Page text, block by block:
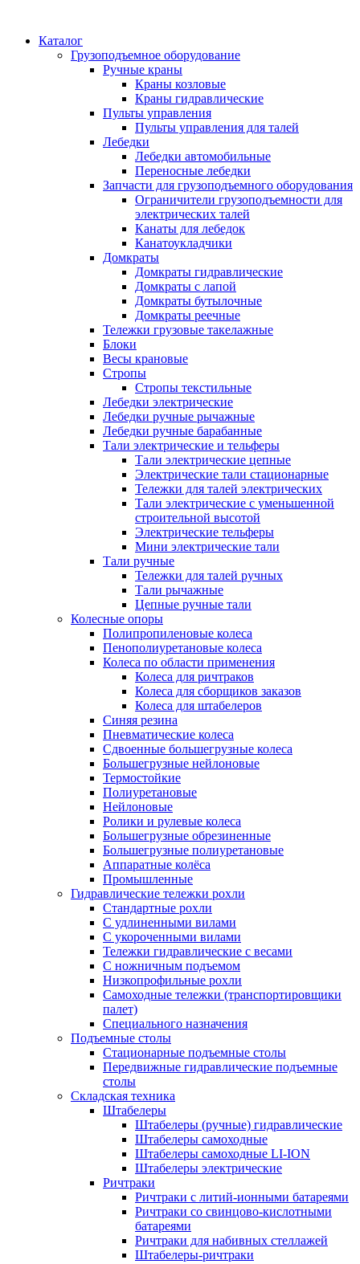
Каталог
Грузоподъемное оборудование
Ручные краны
Краны козловые
Краны гидравлические
Пульты управления
Пульты управления для талей
Лебедки
Лебедки автомобильные
Переносные лебедки
Запчасти для грузоподъемного оборудования
Ограничители грузоподъемности для
электрических талей
Канаты для лебедок
Канатоукладчики
Домкраты
Домкраты гидравлические
Домкраты с лапой
Домкраты бутылочные
Домкраты реечные
Тележки грузовые такелажные
Блоки
Весы крановые
Стропы
Стропы текстильные
Лебедки электрические
Лебедки ручные рычажные
Лебедки ручные барабанные
Тали электрические и тельферы
Тали электрические цепные
Электрические тали стационарные
Тележки для талей электрических
Тали электрические с уменьшенной
строительной высотой
Электрические тельферы
Мини электрические тали
Тали ручные
Тележки для талей ручных
Тали рычажные
Цепные ручные тали
Колесные опоры
Полипропиленовые колеса
Пенополиуретановые колеса
Колеса по области применения
Колеса для ричтраков
Колеса для сборщиков заказов
Колеса для штабелеров
Синяя резина
Пневматические колеса
Сдвоенные большегрузные колеса
Большегрузные нейлоновые
Термостойкие
Полиуретановые
Нейлоновые
Ролики и рулевые колеса
Большегрузные обрезиненные
Большегрузные полиуретановые
Аппаратные колёса
Промышленные
Гидравлические тележки рохли
Стандартные рохли
С удлиненными вилами
С укороченными вилами
Тележки гидравлические с весами
С ножничным подъемом
Низкопрофильные рохли
Самоходные тележки (транспортировщики
палет)
Специального назначения
Подъемные столы
Стационарные подъемные столы
Передвижные гидравлические подъемные
столы
Складская техника
Штабелеры
Штабелеры (ручные) гидравлические
Штабелеры самоходные
Штабелеры самоходные LI-ION
Штабелеры электрические
Ричтраки
Ричтраки с литий-ионными батареями
Ричтраки со свинцово-кислотными
батареями
Ричтраки для набивных стеллажей
Штабелеры-ричтраки